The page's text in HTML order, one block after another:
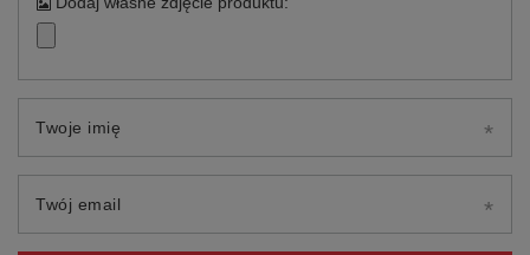
Twoje imię
Twój email